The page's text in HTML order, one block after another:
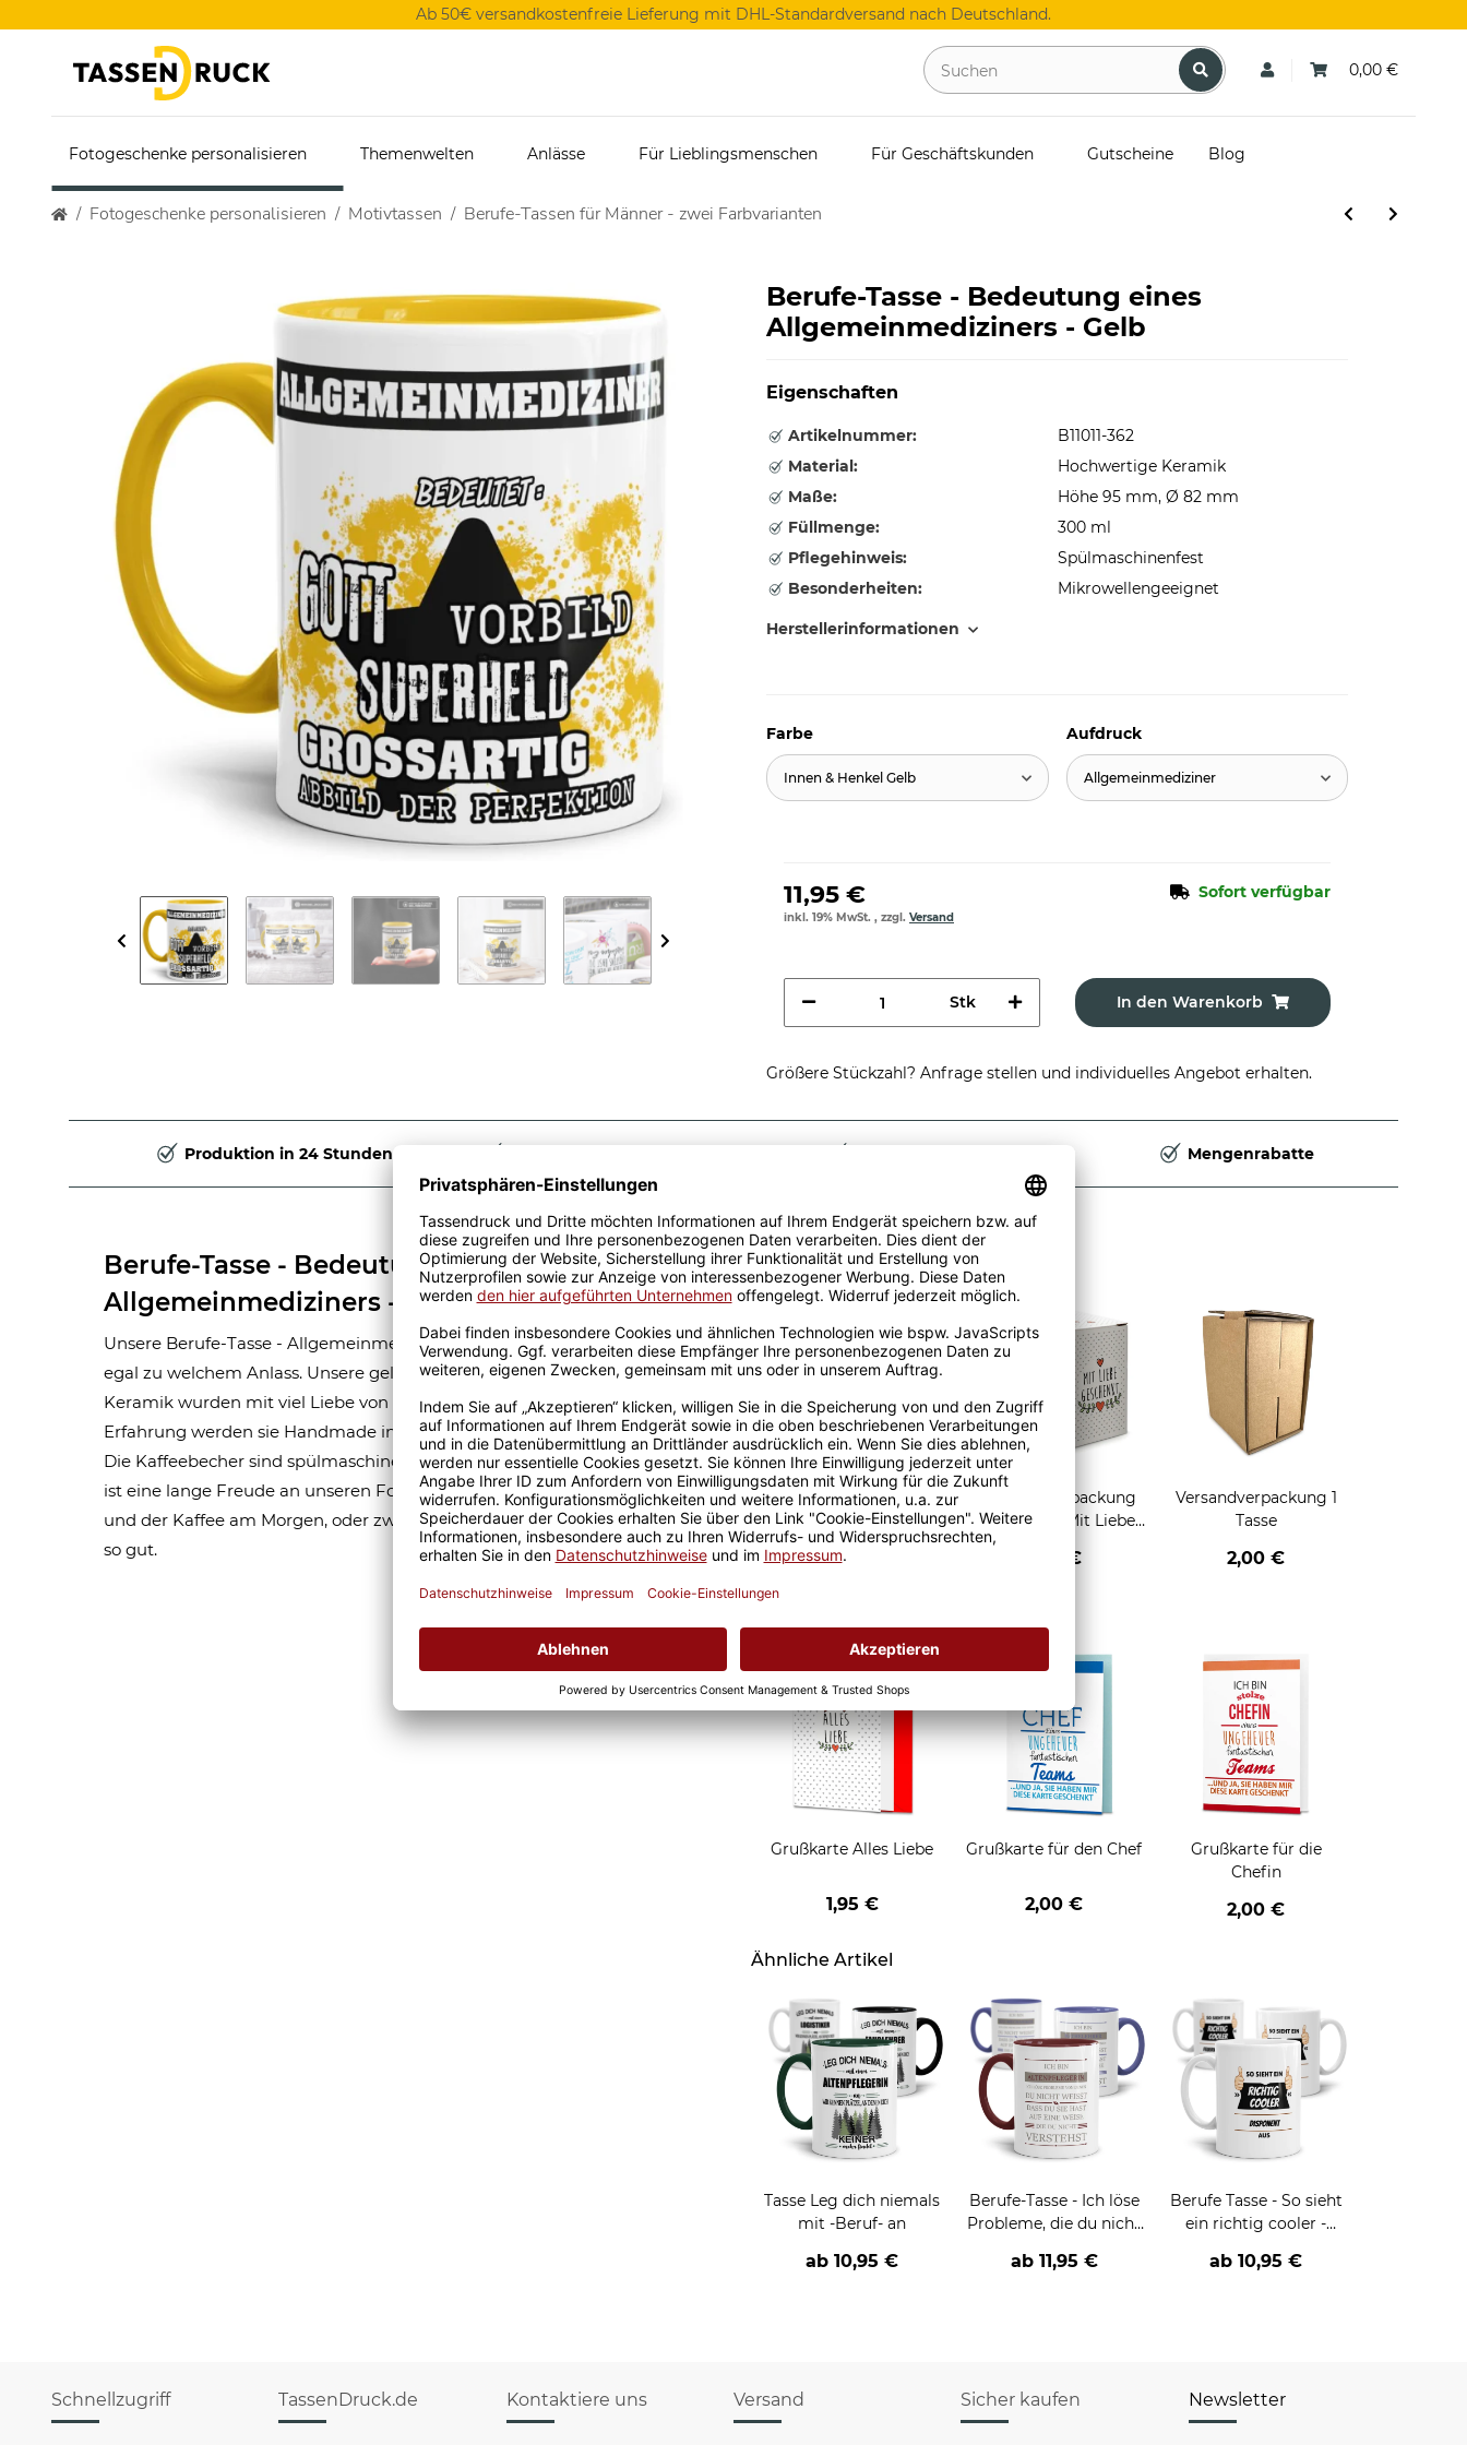
Ab 50€ versandkostenfreie Lieferung mit DHL-Standardversand nach Deutschland.
0,00 €
Fotogeschenke personalisieren Themenwelten Anlässe Für Lieblingsmenschen Für Geschäftskunden Gutscheine Blog
Fotogeschenke personalisieren Motivtassen Berufe-Tassen für Männer - zwei Farbvarianten
Berufe-Tasse - Bedeutung eines
Allgemeinmediziners - Gelb
Eigenschaften
Artikelnummer:
B11011-362
Material:
Hochwertige Keramik
Maße:
Höhe 95 mm, Ø 82 mm
Füllmenge:
300 ml
Pflegehinweis:
Spülmaschinenfest
Besonderheiten:
Mikrowellengeeignet
Herstellerinformationen
Farbe
Innen & Henkel Gelb
Aufdruck
Allgemeinmediziner
11,95 € Sofort verfügbar
inkl. 19% MwSt. , zzgl. Versand
Stk In den Warenkorb
Größere Stückzahl? Anfrage stellen und individuelles Angebot erhalten.
Produktion in 24 Stunden Mengenrabatte
Berufe-Tasse - Bedeutung eines
Allgemeinmediziners - Gelb
Unsere Berufe-Tasse - Allgemeinmediziner - ist eine tolle Geschenkidee,
egal zu welchem Anlass. Unsere gelben Berufe-Tassen aus hochwertiger
Keramik wurden mit viel Liebe von unserem Grafik-Team designt. Mit viel
Erfahrung werden sie Handmade in unserer eigenen Produktion bedruckt.
Die Kaffeebecher sind spülmaschinen- und mikrowellen geeignet. Somit
ist eine lange Freude an unseren Fototassen und Motivtassen garantiert
und der Kaffee am Morgen, oder zwischendurch, schmeckt gleich nochmal
so gut.
Passende Verpackungen
Geschenkverpackung 1
Tasse mit Fenster
2,50 €
Geschenkverpackung
für Tassen - Mit Liebe
2,95 €
Versandverpackung 1
Tasse
2,00 €
Grußkarten zum Verschenken
Grußkarte Alles Liebe
1,95 €
Grußkarte für den Chef
2,00 €
Grußkarte für die
Chefin
2,00 €
Ähnliche Artikel
Tasse Leg dich niemals
mit -Beruf- an
ab10,95 €
Berufe-Tasse - Ich löse
Probleme, die du nicht
verschiedene Berufe
ab 11,95 €
Berufe Tasse - So sieht
ein richtig cooler -
ab10,95 €
Schnellzugriff TassenDruck.de Kontaktiere uns Versand Sicher kaufen Newsletter